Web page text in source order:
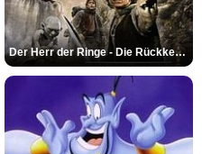
Der Herr der Ringe - Die Rückkehr des Königs Trailer OV